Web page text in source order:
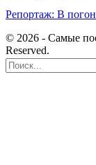
Репортаж: В
© 2026 - Самые
Reserved.